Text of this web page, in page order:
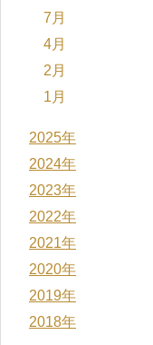
7月
4月
2月
1月
2025年
2024年
2023年
2022年
2021年
2020年
2019年
2018年